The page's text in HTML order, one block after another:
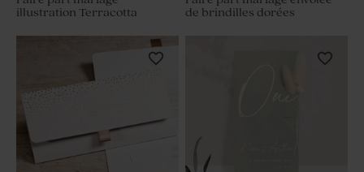
illustration Terracotta
de brindilles dorées